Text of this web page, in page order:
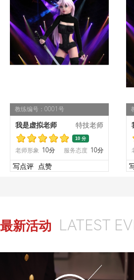
教练编号：0001号
我是虚拟老师 特技老师
10 分
老师形象 10分 服务态度 10分
写点评 点赞
最新活动 LATEST